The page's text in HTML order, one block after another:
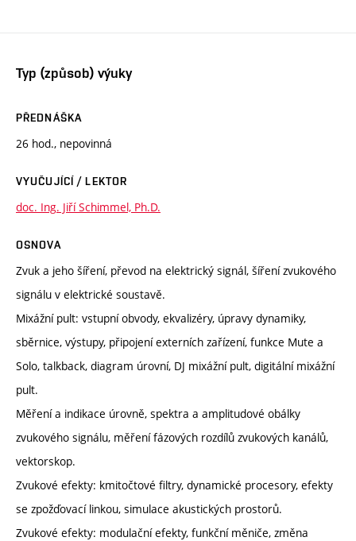
Typ (způsob) výuky
PŘEDNÁŠKA
26 hod., nepovinná
VYUČUJÍCÍ / LEKTOR
doc. Ing. Jiří Schimmel, Ph.D.
OSNOVA
Zvuk a jeho šíření, převod na elektrický signál, šíření zvukového
signálu v elektrické soustavě.
Mixážní pult: vstupní obvody, ekvalizéry, úpravy dynamiky,
sběrnice, výstupy, připojení externích zařízení, funkce Mute a
Solo, talkback, diagram úrovní, DJ mixážní pult, digitální mixážní
pult.
Měření a indikace úrovně, spektra a amplitudové obálky
zvukového signálu, měření fázových rozdílů zvukových kanálů,
vektorskop.
Zvukové efekty: kmitočtové filtry, dynamické procesory, efekty
se zpožďovací linkou, simulace akustických prostorů.
Zvukové efekty: modulační efekty, funkční měniče, změna